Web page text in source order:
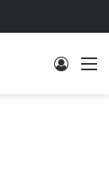
Log In